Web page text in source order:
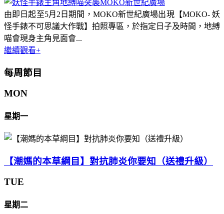
由即日起至5月2日期間，MOKO新世紀廣場出現【MOKO- 妖
怪手錶不可思議大作戰】拍照專區，於指定日子及時間，地縛
喵會現身主角見面會...
繼續觀看+
每周節目
MON
星期一
【潮媽的本草綱目】對抗肺炎你要知（送禮升級）
TUE
星期二